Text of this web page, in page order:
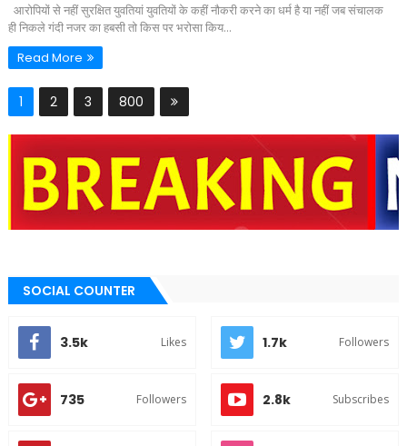
आरोपियों से नहीं सुरक्षित युवतियां युवतियों के कहीं नौकरी करने का धर्म है या नहीं जब संचालक
ही निकले गंदी नजर का हबसी तो किस पर भरोसा किय...
Read More
1 2 3 800
SOCIAL COUNTER
3.5k Likes 1.7k Followers
735 Followers 2.8k Subscribes